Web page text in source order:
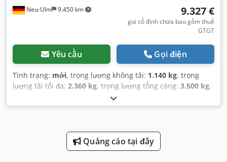
Neu-Ulm 9.450 km 9.327 €
giá cố định chưa bao gồm thuế
GTGT
Yêu cầu Gọi điện
Tình trạng: mới, trọng lượng không tải: 1.140 kg, trọng
lượng tải tối đa: 2.360 kg, trọng lượng tổng cộng: 3.500 kg,
, chiều dài không gian chứa hàng:
4.100 mm, chiều rộng khoang hàng:2.100 mm, chiều cao
chiều rộng làm việc: 2.280 mm,
Quảng cáo tại đây